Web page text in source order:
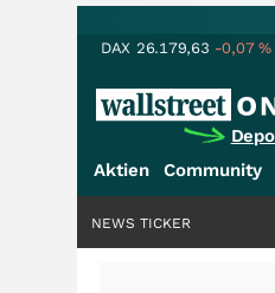
DAX 26.179,63 -0,07%
Aktien Community
NEWS TICKER